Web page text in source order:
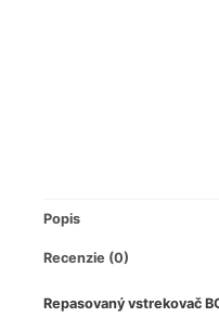
Popis
Recenzie (0)
Repasovaný vstrekovač